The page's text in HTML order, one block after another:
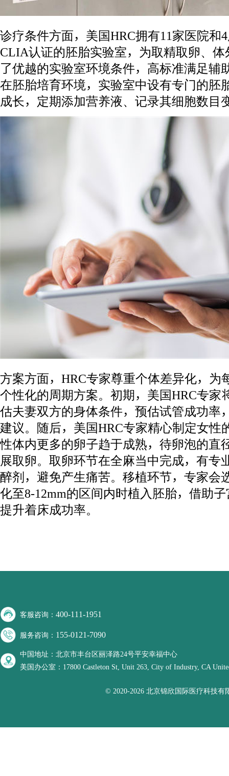
诊疗条件方面，美国HRC拥有11家医院和
CLIA认证的胚胎实验室，为取精取卵、
了优越的实验室环境条件，高标准满足辅
在胚胎培育环境，实验室中设有专门的胚
成长，定期添加营养液、记录其细胞数目
方案方面，HRC专家尊重个体差异化，为
个性化的周期方案。初期，美国HRC专家
估夫妻双方的身体条件，预估试管成功率
建议。随后，美国HRC专家精心制定女性
性体内更多的卵子趋于成熟，待卵泡的直
展取卵。取卵环节在全麻当中完成，有专
醉剂，避免产生痛苦。移植环节，专家会
化至8-12mm的区间内时植入胚胎，借助
提升着床成功率。
客服咨询：400-111-1951
服务咨询： 155-0121-7090
中国地址：北京市丰台区丽泽路24号平安幸福中心
美国办公室：17800 Castleton St, Unit 263, City of Industry, CA
© 2020-2026 北京锦欣国际医疗科